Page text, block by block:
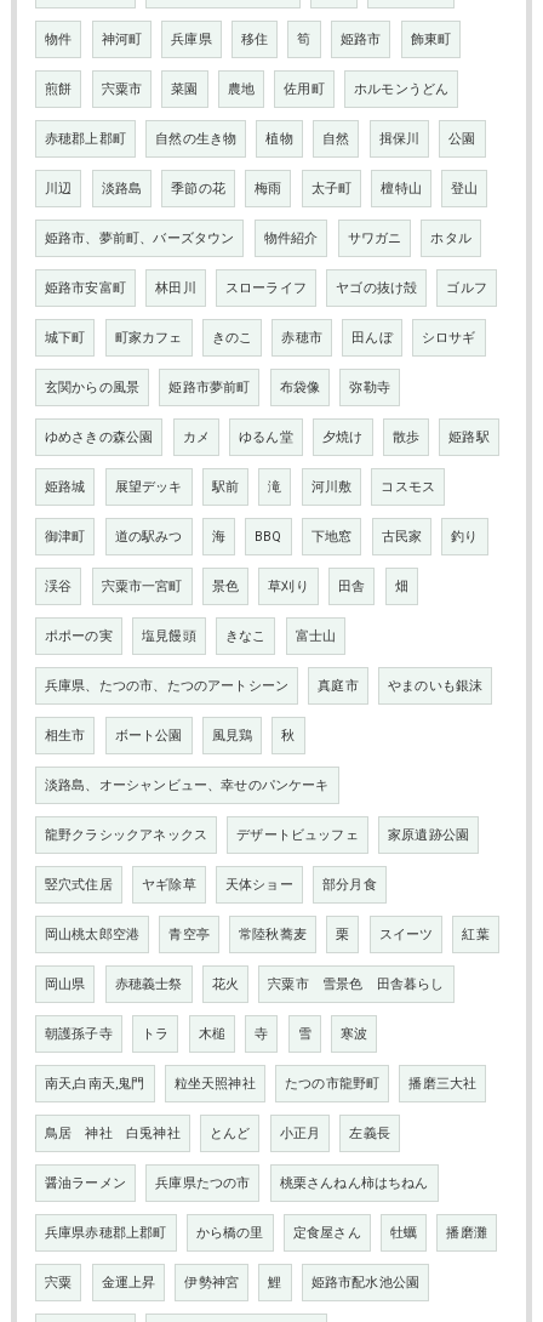
物件 神河町 兵庫県 移住 筍 姫路市 飾東町
煎餅 宍粟市 菜園 農地 佐用町 ホルモンうどん
赤穂郡上郡町 自然の生き物 植物 自然 揖保川 公園
川辺 淡路島 季節の花 梅雨 太子町 檀特山 登山
姫路市、夢前町、バーズタウン 物件紹介 サワガニ ホタル
姫路市安富町 林田川 スローライフ ヤゴの抜け殻 ゴルフ
城下町 町家カフェ きのこ 赤穂市 田んぼ シロサギ
玄関からの風景 姫路市夢前町 布袋像 弥勒寺
ゆめさきの森公園 カメ ゆるん堂 夕焼け 散歩 姫路駅
姫路城 展望デッキ 駅前 滝 河川敷 コスモス
御津町 道の駅みつ 海 BBQ 下地窓 古民家 釣り
渓谷 宍粟市一宮町 景色 草刈り 田舎 畑
ポポーの実 塩見饅頭 きなこ 富士山
兵庫県、たつの市、たつのアートシーン 真庭市 やまのいも銀沫
相生市 ボート公園 風見鶏 秋
淡路島、オーシャンビュー、幸せのパンケーキ
龍野クラシックアネックス デザートビュッフェ 家原遺跡公園
竪穴式住居 ヤギ除草 天体ショー 部分月食
岡山桃太郎空港 青空亭 常陸秋蕎麦 栗 スイーツ 紅葉
岡山県 赤穂義士祭 花火 宍粟市 雪景色 田舎暮らし
朝護孫子寺 トラ 木槌 寺 雪 寒波
南天,白南天,鬼門 粒坐天照神社 たつの市龍野町 播磨三大社
鳥居 神社 白兎神社 とんど 小正月 左義長
醤油ラーメン 兵庫県たつの市 桃栗さんねん柿はちねん
兵庫県赤穂郡上郡町 から橋の里 定食屋さん 牡蠣 播磨灘
宍粟 金運上昇 伊勢神宮 鯉 姫路市配水池公園